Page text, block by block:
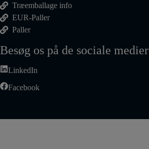
Træemballage info
EUR-Paller
Paller
Besøg os på de sociale medier
LinkedIn
Facebook